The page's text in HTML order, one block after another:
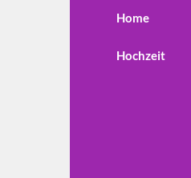
Home
Hochzeit